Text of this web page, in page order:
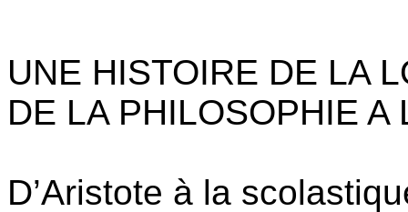
UNE HISTOIRE DE LA
DE LA PHILOSOPHIE A
D’Aristote à la